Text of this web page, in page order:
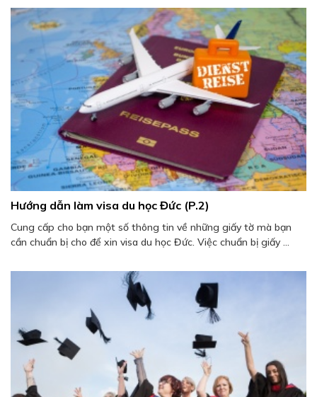
Hướng dẫn làm visa du học Đức (P.2)
Cung cấp cho bạn một số thông tin về những giấy tờ mà bạn
cần chuẩn bị cho để xin visa du học Đức. Việc chuẩn bị giấy ...